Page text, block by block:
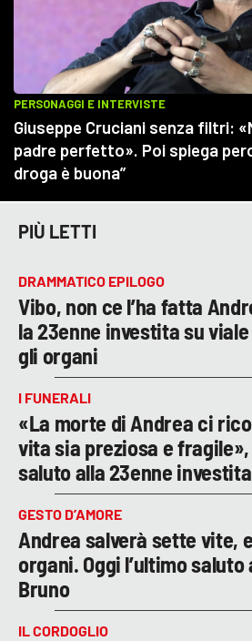
PIÙ LETTI
DRAMMATICO EPILOGO
Vibo, non ce l’ha fatta
la 23enne investita su
gli organi
I FUNERALI
«La morte di Andrea ci
vita sia preziosa e fragile»,
saluto alla 23enne
GESTO D’AMORE
Andrea salverà sette vite,
organi. Oggi l’ultimo saluto
Bruno
IL CORDOGLIO